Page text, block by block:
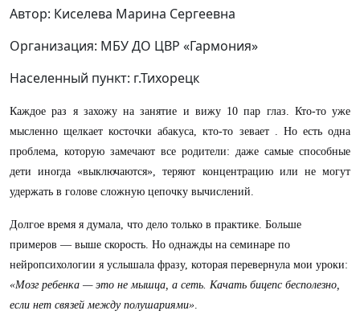
Автор: Киселева Марина Сергеевна
Организация: МБУ ДО ЦВР «Гармония»
Населенный пункт: г.Тихорецк
Каждое раз я захожу на занятие и вижу 10 пар глаз. Кто-то уже
мысленно щелкает косточки абакуса, кто-то зевает . Но есть одна
проблема, которую замечают все родители: даже самые способные
дети иногда «выключаются», теряют концентрацию или не могут
удержать в голове сложную цепочку вычислений.
Долгое время я думала, что дело только в практике. Больше
примеров — выше скорость. Но однажды на семинаре по
нейропсихологии я услышала фразу, которая перевернула мои уроки:
«Мозг ребенка — это не мышца, а сеть. Качать бицепс бесполезно,
если нет связей между полушариями».